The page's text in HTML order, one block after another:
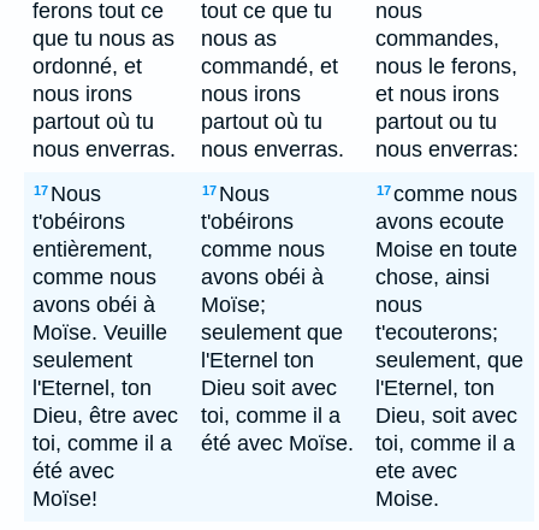
ferons tout ce
que tu nous as
ordonné, et
nous irons
partout où tu
nous enverras.
tout ce que tu
nous as
commandé, et
nous irons
partout où tu
nous enverras.
nous
commandes,
nous le ferons,
et nous irons
partout ou tu
nous enverras:
17 Nous
t'obéirons
entièrement,
comme nous
avons obéi à
Moïse. Veuille
seulement
l'Eternel, ton
Dieu, être avec
toi, comme il a
été avec
Moïse!
17 Nous
t'obéirons
comme nous
avons obéi à
Moïse;
seulement que
l'Eternel ton
Dieu soit avec
toi, comme il a
été avec Moïse.
17comme nous
avons ecoute
Moise en toute
chose, ainsi
nous
t'ecouterons;
seulement, que
l'Eternel, ton
Dieu, soit avec
toi, comme il a
ete avec
Moise.